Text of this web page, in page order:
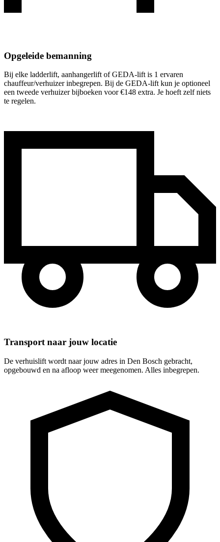
Opgeleide bemanning
Bij elke ladderlift, aanhangerlift of GEDA-lift is 1 ervaren
chauffeur/verhuizer inbegrepen. Bij de GEDA-lift kun je optioneel
een tweede verhuizer bijboeken voor €148 extra. Je hoeft zelf niets
te regelen.
Transport naar jouw locatie
De verhuislift wordt naar jouw adres in Den Bosch gebracht,
opgebouwd en na afloop weer meegenomen. Alles inbegrepen.